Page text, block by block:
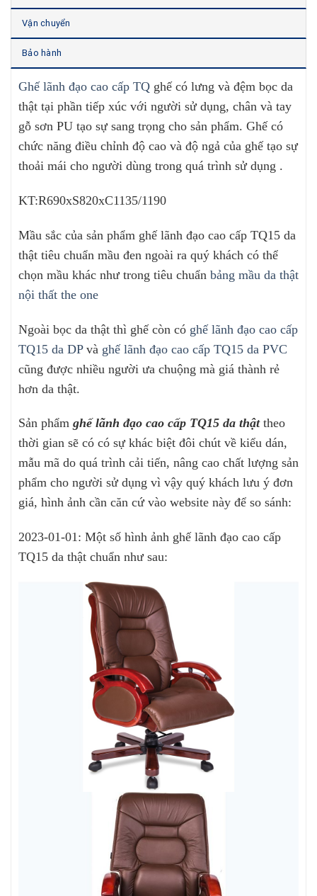
Vận chuyển
Bảo hành
Ghế lãnh đạo cao cấp TQ ghế có lưng và đệm bọc da
thật tại phần tiếp xúc với người sử dụng, chân và tay
gỗ sơn PU tạo sự sang trọng cho sản phẩm. Ghế có
chức năng điều chỉnh độ cao và độ ngả của ghế tạo sự
thoải mái cho người dùng trong quá trình sử dụng .
KT:R690xS820xC1135/1190
Mầu sắc của sản phẩm ghế lãnh đạo cao cấp TQ15 da
thật tiêu chuẩn mầu đen ngoài ra quý khách có thể
chọn mầu khác như trong tiêu chuẩn bảng mầu da thật
nội thất the one
Ngoài bọc da thật thì ghế còn có ghế lãnh đạo cao cấp
TQ15 da DPvà ghế lãnh đạo cao cấp TQ15 da PVC
cũng được nhiều người ưa chuộng mà giá thành rẻ
hơn da thật.
Sản phẩm ghế lãnh đạo cao cấp TQ15 da thật theo
thời gian sẽ có có sự khác biệt đôi chút về kiểu dán,
mẫu mã do quá trình cải tiến, nâng cao chất lượng sản
phẩm cho người sử dụng vì vậy quý khách lưu ý đơn
giá, hình ảnh cần căn cứ vào website này để so sánh:
2023-01-01: Một số hình ảnh ghế lãnh đạo cao cấp
TQ15 da thật chuẩn như sau: